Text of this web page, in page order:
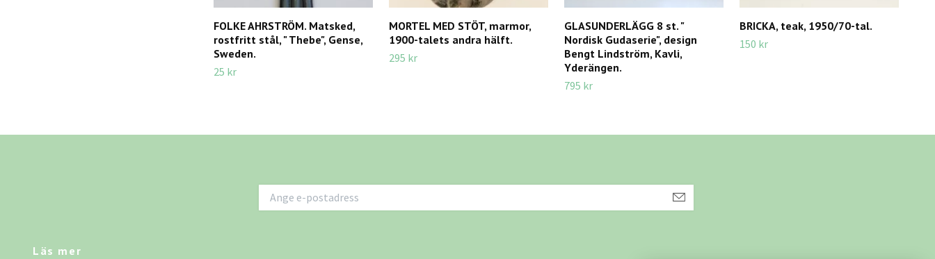
FOLKE AHRSTRÖM. Matsked,
rostfritt stål, " Thebe", Gense,
Sweden.
25 kr
MORTEL MED STÖT, marmor,
1900-talets andra hälft.
295 kr
GLASUNDERLÄGG 8 st. "
Nordisk Gudaserie", design
Bengt Lindström, Kavli,
Yderängen.
795 kr
BRICKA, teak, 1950/70-tal.
150 kr
Läs mer